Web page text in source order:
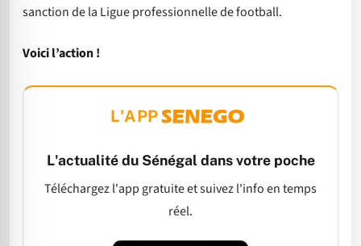
sanction de la Ligue professionnelle de football.
Voici l’action !
L'APP
L'actualité du Sénégal dans votre poche
Téléchargez l'app gratuite et suivez l'info en temps
réel.